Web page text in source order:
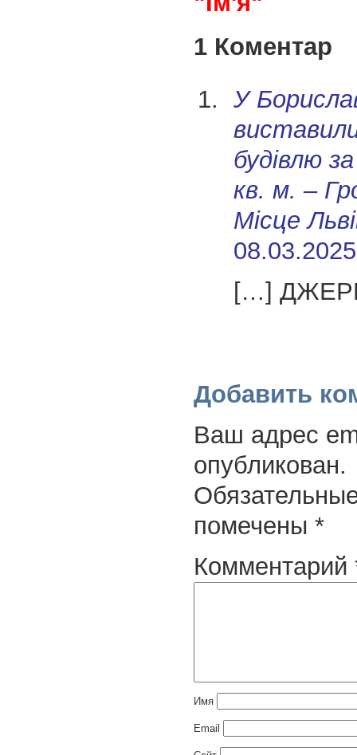
1 Коментар
У
будівлю
кв. м. –
Місце
[…]
Добавить
Ваш адрес
опубликован.
помечены *
Комментарий
Имя
Email